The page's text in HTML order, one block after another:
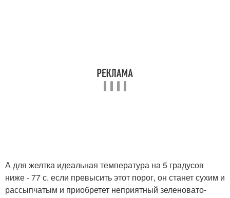
А для желтка идеальная температура на 5 градусов
ниже - 77 с. если превысить этот порог, он станет сухим и
рассыпчатым и приобретет неприятный зеленовато-